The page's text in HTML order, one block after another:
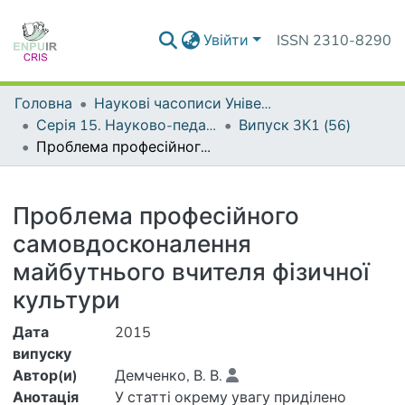
Увійти ISSN 2310-8290
Головна
Наукові часописи Університету
Серія 15. Науково-педагогічні проблеми фізичної культури (фізична культура і спорт)
Випуск 3К1 (56)
Проблема професійного самовдосконалення майбутнього вчителя фізичної культури
Проблема професійного
самовдосконалення
майбутнього вчителя фізичної
культури
Дата
випуску
2015
Автор(и)
Демченко, В. В.
Анотація
У статті окрему увагу приділено